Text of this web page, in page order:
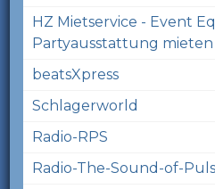
HZ Mietservice - Event
Partyausstattung mieten
beatsXpress
Schlagerworld
Radio-RPS
Radio-The-Sound-of-